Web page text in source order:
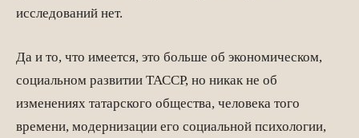
исследований нет.
Да и то, что имеется, это больше об экономическом,
социальном развитии ТАССР, но никак не об
изменениях татарского общества, человека того
времени, модернизации его социальной психологии,